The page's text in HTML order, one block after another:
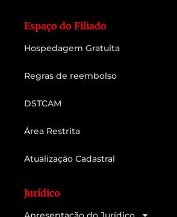
Espaço do Filiado
Hospedagem Gratuita
Regras de reembolso
DSTCAM
Área Restrita
Atualização Cadastral
Jurídico